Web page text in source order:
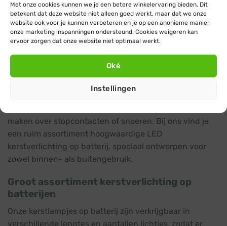
Met onze cookies kunnen we je een betere winkelervaring bieden. Dit
betekent dat deze website niet alleen goed werkt, maar dat we onze
website ook voor je kunnen verbeteren en je op een anonieme manier
onze marketing inspanningen ondersteund. Cookies weigeren kan
ervoor zorgen dat onze website niet optimaal werkt.
Oké
Instellingen
Terug naar producten
Kerstverlichting op batterij: versier elke
plek zonder stopcontact
Met kerstverlichting op batterijen kun je eenvoudig elke
maken over stopcontacten of snoeren. Bij ons vind je
een ruim assortiment hoogwaardige LED
kerstverlichting op batterij, speciaal ontworpen voor
zowel binnen- als buitengebruik.
Groot assortiment kerstverlichting op
batterijen
Onze kerstlampjes op batterij zijn verkrijgbaar in
verschillende lengtes en aantallen lichtjes, zodat er